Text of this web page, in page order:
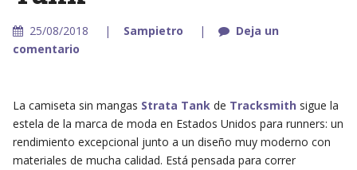
25/08/2018 Sampietro
Deja un
comentario
La camiseta sin mangas Strata Tankde Tracksmith sigue la
estela de la marca de moda en Estados Unidos para runners: un
rendimiento excepcional junto a un diseño muy moderno con
materiales de mucha calidad. Está pensada para correr